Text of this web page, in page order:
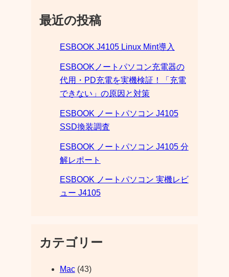
最近の投稿
ESBOOK J4105 Linux Mint導入
ESBOOKノートパソコン充電器の
代用・PD充電を実機検証！「充電
できない」の原因と対策
ESBOOK ノートパソコン J4105
SSD換装調査
ESBOOK ノートパソコン J4105 分
解レポート
ESBOOK ノートパソコン 実機レビ
ュー J4105
カテゴリー
Mac(43)